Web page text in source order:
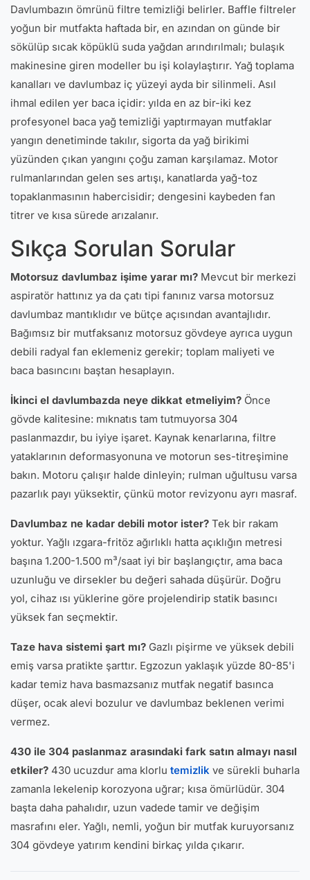
Davlumbazın ömrünü filtre temizliği belirler. Baffle filtreler
yoğun bir mutfakta haftada bir, en azından on günde bir
sökülüp sıcak köpüklü suda yağdan arındırılmalı; bulaşık
makinesine giren modeller bu işi kolaylaştırır. Yağ toplama
kanalları ve davlumbaz iç yüzeyi ayda bir silinmeli. Asıl
ihmal edilen yer baca içidir: yılda en az bir-iki kez
profesyonel baca yağ temizliği yaptırmayan mutfaklar
yangın denetiminde takılır, sigorta da yağ birikimi
yüzünden çıkan yangını çoğu zaman karşılamaz. Motor
rulmanlarından gelen ses artışı, kanatlarda yağ-toz
topaklanmasının habercisidir; dengesini kaybeden fan
titrer ve kısa sürede arızalanır.
Sıkça Sorulan Sorular
Motorsuz davlumbaz işime yarar mı? Mevcut bir merkezi
aspiratör hattınız ya da çatı tipi fanınız varsa motorsuz
davlumbaz mantıklıdır ve bütçe açısından avantajlıdır.
Bağımsız bir mutfaksanız motorsuz gövdeye ayrıca uygun
debili radyal fan eklemeniz gerekir; toplam maliyeti ve
baca basıncını baştan hesaplayın.
İkinci el davlumbazda neye dikkat etmeliyim? Önce
gövde kalitesine: mıknatıs tam tutmuyorsa 304
paslanmazdır, bu iyiye işaret. Kaynak kenarlarına, filtre
yataklarının deformasyonuna ve motorun ses-titreşimine
bakın. Motoru çalışır halde dinleyin; rulman uğultusu varsa
pazarlık payı yüksektir, çünkü motor revizyonu ayrı masraf.
Davlumbaz ne kadar debili motor ister? Tek bir rakam
yoktur. Yağlı ızgara-fritöz ağırlıklı hatta açıklığın metresi
başına 1.200-1.500 m³/saat iyi bir başlangıçtır, ama baca
uzunluğu ve dirsekler bu değeri sahada düşürür. Doğru
yol, cihaz ısı yüklerine göre projelendirip statik basıncı
yüksek fan seçmektir.
Taze hava sistemi şart mı? Gazlı pişirme ve yüksek debili
emiş varsa pratikte şarttır. Egzozun yaklaşık yüzde 80-85'i
kadar temiz hava basmazsanız mutfak negatif basınca
düşer, ocak alevi bozulur ve davlumbaz beklenen verimi
vermez.
430 ile 304 paslanmaz arasındaki fark satın almayı nasıl
etkiler? 430 ucuzdur ama klorlu temizlik ve sürekli buharla
zamanla lekelenip korozyona uğrar; kısa ömürlüdür. 304
başta daha pahalıdır, uzun vadede tamir ve değişim
masrafını eler. Yağlı, nemli, yoğun bir mutfak kuruyorsanız
304 gövdeye yatırım kendini birkaç yılda çıkarır.